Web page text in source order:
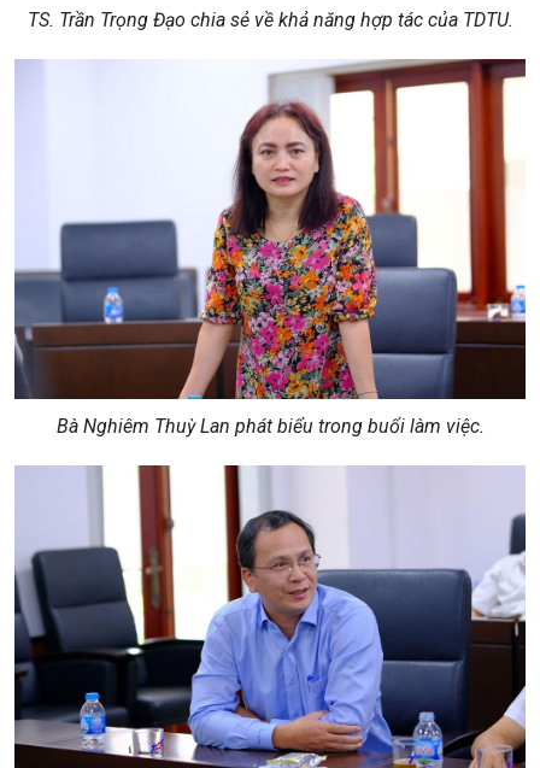
TS. Trần Trọng Đạo chia sẻ về khảnăng hợp tác của TDTU.
Bà Nghiêm Thuỳ Lan phát biểu trong buổi làm việc.